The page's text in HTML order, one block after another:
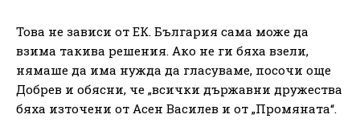
Това не зависи от ЕК. България сама може да
взима такива решения. Ако не ги бяха взели,
нямаше да има нужда да гласуваме, посочи още
Добрев и обясни, че „всички държавни дружества
бяха източени от Асен Василев и от „Промяната“.